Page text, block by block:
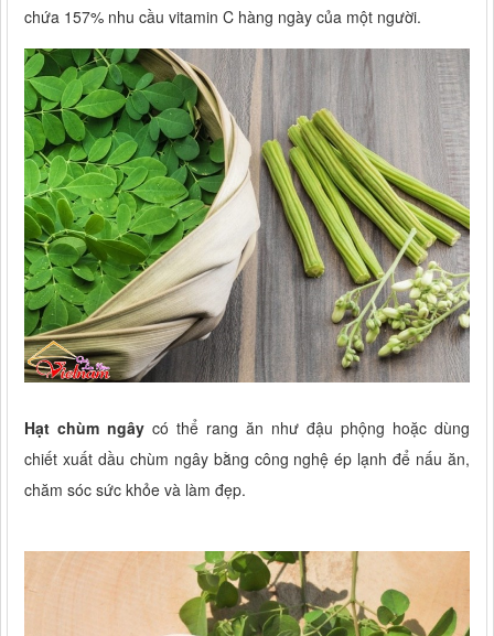
chứa 157% nhu cầu vitamin C hàng ngày của một người.
Hạt chùm ngây có thể rang ăn như đậu phộng hoặc dùng
chiết xuất dầu chùm ngây bằng công nghệ ép lạnh để nấu ăn,
chăm sóc sức khỏe và làm đẹp.